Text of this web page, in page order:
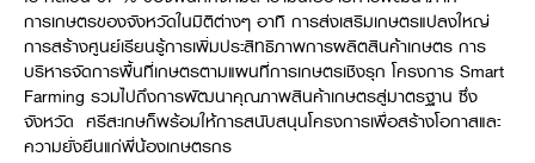
การเกษตรของจังหวัดในมิติต่างๆ อาทิ การส่งเสริมเกษตรแปลงใหญ่
การสร้างศูนย์เรียนรู้การเพิ่มประสิทธิภาพการผลิตสินค้าเกษตร การ
บริหารจัดการพื้นที่เกษตรตามแผนที่การเกษตรเชิงรุก โครงการ Smart
Farming รวมไปถึงการพัฒนาคุณภาพสินค้าเกษตรสู่มาตรฐาน ซึ่ง
จังหวัด ศรีสะเกษก็พร้อมให้การสนับสนุนโครงการเพื่อสร้างโอกาสและ
ความยั่งยืนแก่พี่น้องเกษตรกร